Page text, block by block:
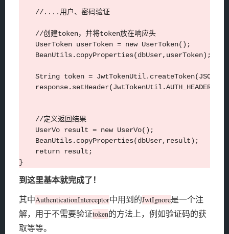
    //....用户、密码验证
    //创建token，并将token放在响应头
    UserToken userToken = new UserToken();
    BeanUtils.copyProperties(dbUser,userToken);
String token =
    //定义返回结果
    UserVo result = new UserVo();
    BeanUtils.copyProperties(dbUser,result);
    return result;
到这里基本就完成了！
其中AuthenticationInterceptor中用到的JwtIgnore是一个注
解，用于不需要验证token的方法上，例如验证码的获
取等等。